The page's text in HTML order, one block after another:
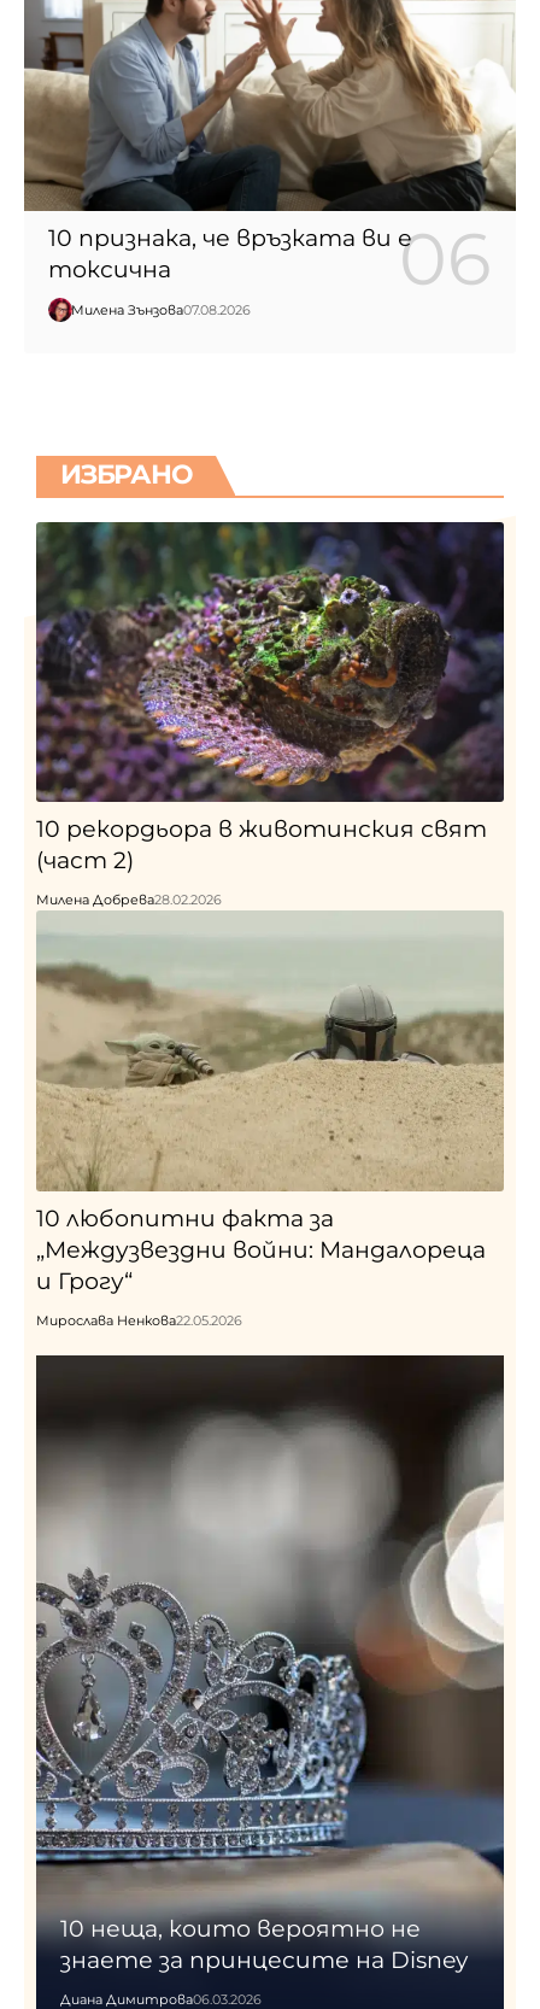
10 признака, че връзката ви е
токсична
Милена Зънзова07.08.2026
ИЗБРАНО
10 рекордьора в животинския свят
(част 2)
Милена Добрева28.02.2026
10 любопитни факта за
„Междузвездни войни: Мандалореца
и Грогу“
Мирослава Ненкова22.05.2026
10 неща, които вероятно не
знаете за принцесите на Disney
Диана Димитрова06.03.2026